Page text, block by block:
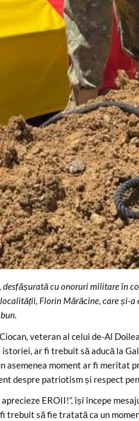
cu onoruri militare în
Florin Mărăcine, care și-a
veteran al celui de-Al
ar fi trebuit să aducă la
asemenea moment ar fi meritat
despre patriotism și respect
EROII!”, își începe
trebuit să fie tratată ca un